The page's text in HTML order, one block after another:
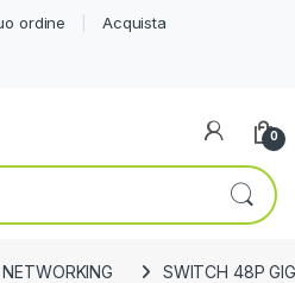
ordine Acquista
0
NETWORKING SWITCH 48P